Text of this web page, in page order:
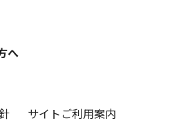
へ
サイトご利用案内